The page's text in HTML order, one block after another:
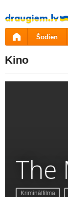
Pāriet
uz
saturu
Šodien
Kino
The
Kriminālfilma